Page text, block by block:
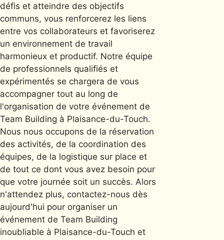
défis et atteindre des objectifs
communs, vous renforcerez les liens
entre vos collaborateurs et favoriserez
un environnement de travail
harmonieux et productif. Notre équipe
de professionnels qualifiés et
expérimentés se chargera de vous
accompagner tout au long de
l'organisation de votre événement de
Team Building à Plaisance-du-Touch.
Nous nous occupons de la réservation
des activités, de la coordination des
équipes, de la logistique sur place et
de tout ce dont vous avez besoin pour
que votre journée soit un succès. Alors
n'attendez plus, contactez-nous dès
aujourd'hui pour organiser un
événement de Team Building
inoubliable à Plaisance-du-Touch et